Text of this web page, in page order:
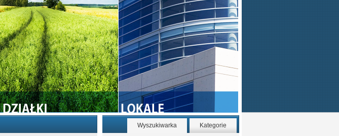
Wyszukiwarka Kategorie